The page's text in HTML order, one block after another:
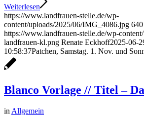
Weiterlesen
https://www.landfrauen-stelle.de/wp-
content/uploads/2025/06/IMG_4086.jpg 640
https://www.landfrauen-stelle.de/wp-
landfrauen-kl.png Renate Eckhoff2025-06-
10:58:37Patchen, Samstag. 1. Nov. und
Blanco Vorlage // Titel –
in Allgemein